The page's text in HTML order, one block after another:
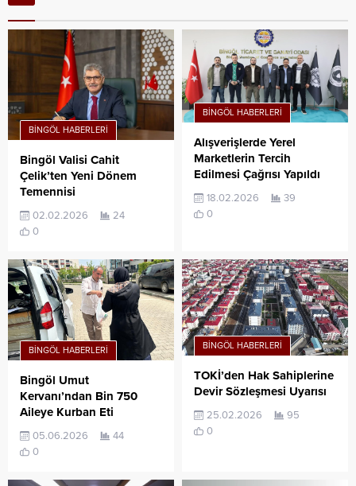
BINGÖL HABERLERI
Bingöl Valisi Cahit
Çelik’ten Yeni Dönem
Temennisi
02.02.2026
24
0
BINGÖL HABERLERI
Alışverişlerde Yerel
Marketlerin Tercih
Edilmesi Çağrısı Yapıldı
18.02.2026
39
0
BINGÖL HABERLERI
Bingöl Umut
Kervanı’ndan Bin 750
Aileye Kurban Eti
05.06.2026
44
0
BINGÖL HABERLERI
TOKİ’den Hak Sahiplerine
Devir Sözleşmesi Uyarısı
25.02.2026
95
0